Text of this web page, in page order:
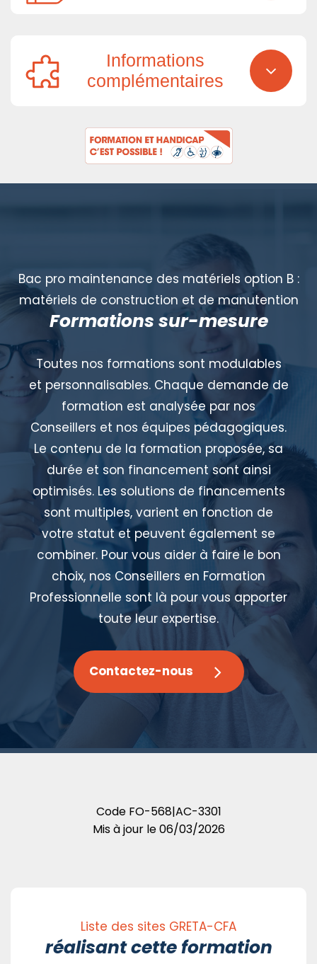
Informations
complémentaires
Bac pro maintenance des matériels option B :
matériels de construction et de manutention
Formations sur-mesure
Toutes nos formations sont modulables
et personnalisables. Chaque demande de
formation est analysée par nos
Conseillers et nos équipes pédagogiques.
Le contenu de la formation proposée, sa
durée et son financement sont ainsi
optimisés. Les solutions de financements
sont multiples, varient en fonction de
votre statut et peuvent également se
combiner. Pour vous aider à faire le bon
choix, nos Conseillers en Formation
Professionnelle sont là pour vous apporter
toute leur expertise.
Contactez-nous
Code FO-568|AC-3301
Mis à jour le06/03/2026
Liste des sites GRETA-CFA
réalisant cette formation